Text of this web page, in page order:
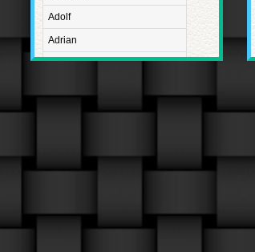
Adolf
Adrian
Advent
Aetatis suae
Agapetus